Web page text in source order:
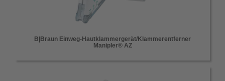
B|Braun Einweg-Hautklammergerät/Klammerentferner
Manipler® AZ